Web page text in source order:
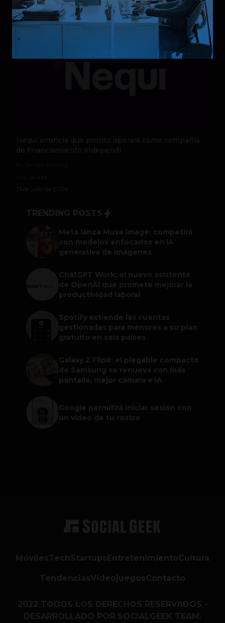
5 de agosto de 2026
Nequi anuncia que pronto operará como compañía
de financiamiento independi
31 de julio de 2026
TRENDING POSTS
Meta lanza Muse Image: competirá
con modelos enfocados en IA
generativa de imágenes
ChatGPT Work: el nuevo asistente
de OpenAI que promete mejorar la
productividad laboral
Spotify extiende las cuentas
gestionadas para menores a su plan
gratuito en seis países
Galaxy Z Flip8: el plegable compacto
de Samsung se renueva con más
pantalla, mejor cámara e IA
Google permitirá iniciar sesión con
un video de tu rostro